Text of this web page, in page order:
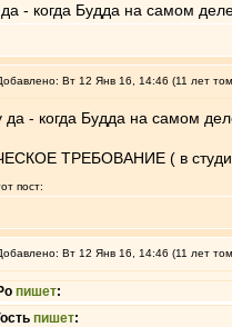
- когда Будда на самом
Вт 12 Янв 16, 14:46 (11 лет
да - когда Будда на самом
ТРЕБОВАНИЕ ( в
пост:
Вт 12 Янв 16, 14:46 (11 лет
пишет:
пишет: